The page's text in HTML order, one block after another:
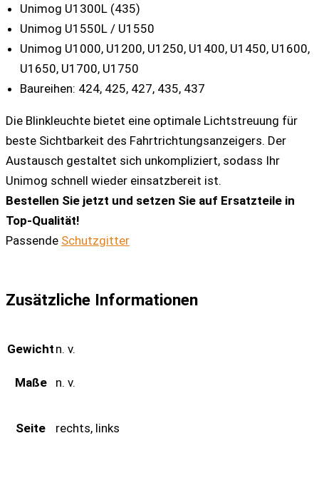
Unimog U1300L (435)
Unimog U1550L / U1550
Unimog U1000, U1200, U1250, U1400, U1450, U1600,
U1650, U1700, U1750
Baureihen: 424, 425, 427, 435, 437
Die Blinkleuchte bietet eine optimale Lichtstreuung für
beste Sichtbarkeit des Fahrtrichtungsanzeigers. Der
Austausch gestaltet sich unkompliziert, sodass Ihr
Unimog schnell wieder einsatzbereit ist.
Bestellen Sie jetzt und setzen Sie auf Ersatzteile in
Top-Qualität!
Passende Schutzgitter
Zusätzliche Informationen
Gewicht n. v.
Maße n. v.
Seite rechts, links